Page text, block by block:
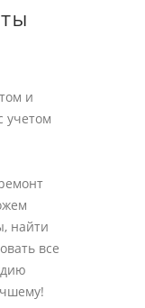
и
учетом
найти
все